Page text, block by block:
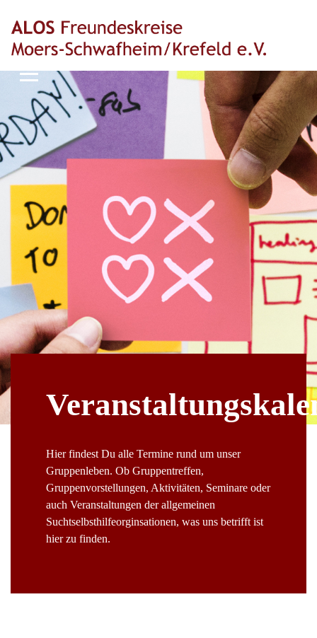
Hier findest Du alle Termine rund um unser
Gruppenleben. Ob Gruppentreffen,
Gruppenvorstellungen, Aktivitäten, Seminare oder
auch Veranstaltungen der allgemeinen
Suchtselbsthilfeorginsationen, was uns betrifft ist
hier zu finden.